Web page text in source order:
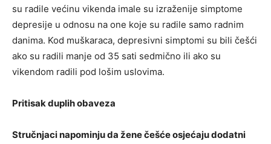
su radile većinu vikenda imale su izraženije simptome
depresije u odnosu na one koje su radile samo radnim
danima. Kod muškaraca, depresivni simptomi su bili češći
ako su radili manje od 35 sati sedmično ili ako su
vikendom radili pod lošim uslovima.
Pritisak duplih obaveza
Stručnjaci napominju da žene češće osjećaju dodatni